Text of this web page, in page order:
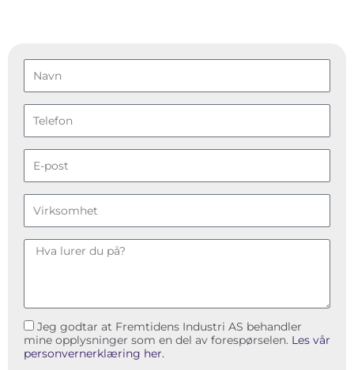
Jeg godtar at Fremtidens Industri AS behandler
mine opplysninger som en del av forespørselen. Les vår
personvernerklæring her.